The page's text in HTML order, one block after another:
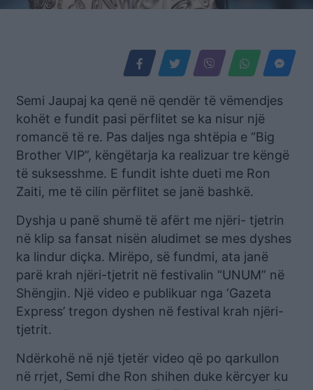
Semi Jaupaj ka qenë në qendër të vëmendjes
kohët e fundit pasi përflitet se ka nisur një
romancë të re. Pas daljes nga shtëpia e “Big
Brother VIP”, këngëtarja ka realizuar tre këngë
të suksesshme. E fundit ishte dueti me Ron
Zaiti, me të cilin përflitet se janë bashkë.
Dyshja u panë shumë të afërt me njëri- tjetrin
në klip sa fansat nisën aludimet se mes dyshes
ka lindur diçka. Mirëpo, së fundmi, ata janë
parë krah njëri-tjetrit në festivalin “UNUM” në
Shëngjin. Një video e publikuar nga ‘Gazeta
Express’ tregon dyshen në festival krah njëri-
tjetrit.
Ndërkohë në një tjetër video që po qarkullon
në rrjet, Semi dhe Ron shihen duke kërcyer ku